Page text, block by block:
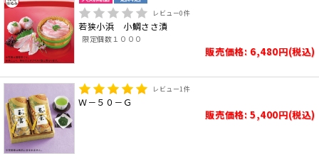
レビュー0件
若狭小浜 小鯛ささ漬
限定個数１０００
販売価格: 6,480円(税込)
レビュー1件
Ｗ－５０－Ｇ
販売価格: 5,400円(税込)